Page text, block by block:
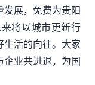
发展，免费为贵阳
将以城市更新行
生活的向往。大家
企业共进退，为国